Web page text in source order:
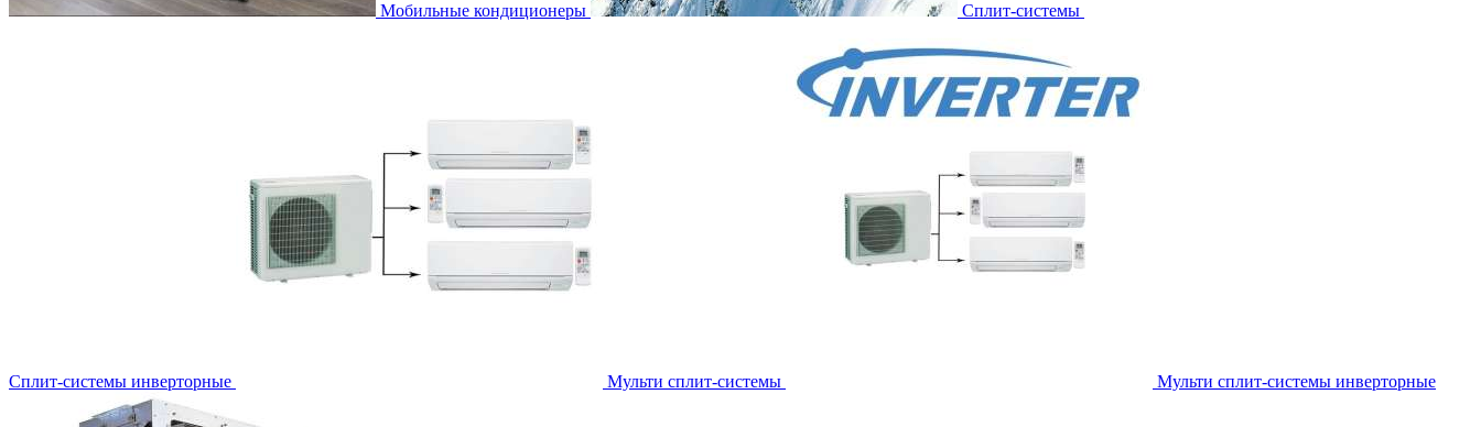
Мобильные кондиционеры Сплит-системы
Сплит-системы инверторные Мульти сплит-системы Мульти сплит-системы инверторные